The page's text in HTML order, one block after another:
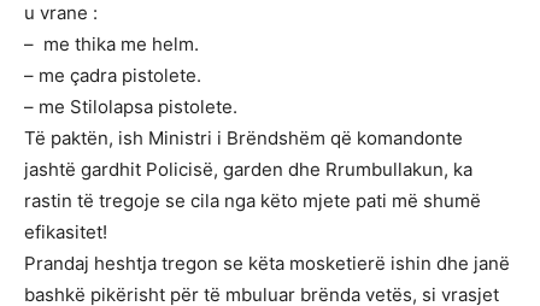
u vrane :
– ⁠ me thika me helm.
– ⁠me çadra pistolete.
– ⁠me Stilolapsa pistolete.
Të paktën, ish Ministri i Brëndshëm që komandonte
jashtë gardhit Policisë, garden dhe Rrumbullakun, ka
rastin të tregoje se cila nga këto mjete pati më shumë
efikasitet!
Prandaj heshtja tregon se këta mosketierë ishin dhe janë
bashkë pikërisht për të mbuluar brënda vetës, si vrasjet